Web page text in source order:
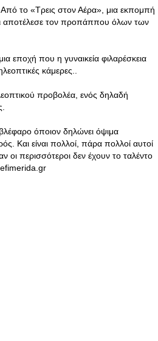
το «Τρεις στον Αέρα», μια εκπομπή
αποτέλεσε τον προπάππου όλων των
εποχή που η γυναικεία φιλαρέσκεια
κάμερες..
προβολέα, ενός δηλαδή
όποιον δηλώνει όψιμα
Και είναι πολλοί, πάρα πολλοί αυτοί
περισσότεροι δεν έχουν το ταλέντο